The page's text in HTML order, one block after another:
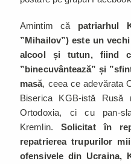
Amintim că patriarhul
”Mihailov”) este un
alcool și tutun, fiind
”binecuvântează” și
masă, ceea ce adevărata
Biserica KGB-istă
Ortodoxia, ci cu pan-
Kremlin. Solicitat în
repatrierea trupurilor
ofensivele din Ucraina,